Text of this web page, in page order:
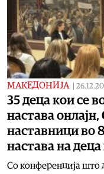
МАКЕДОНИЈА
35 деца кои се
настава
наставници во
настава на
Со конференција што